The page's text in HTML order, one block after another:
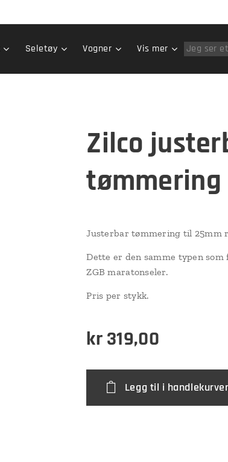
Seletøy Vogner Vis mer
Zilco
tømmering
Justerbar tømmering til
Dette er den samme typen
ZGB maratonseler.
Pris per stykk.
kr319,00
Legg til i